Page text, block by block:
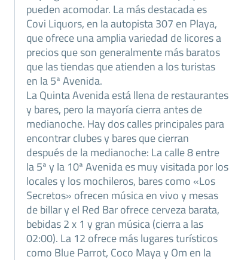
pueden acomodar. La más destacada es
Covi Liquors, en la autopista 307 en Playa,
que ofrece una amplia variedad de licores a
precios que son generalmente más baratos
que las tiendas que atienden a los turistas
en la 5ª Avenida.
La Quinta Avenida está llena de restaurantes
y bares, pero la mayoría cierra antes de
medianoche. Hay dos calles principales para
encontrar clubes y bares que cierran
después de la medianoche: La calle 8 entre
la 5ª y la 10ª Avenida es muy visitada por los
locales y los mochileros, bares como «Los
Secretos» ofrecen música en vivo y mesas
de billar y el Red Bar ofrece cerveza barata,
bebidas 2 x 1 y gran música (cierra a las
02:00). La 12 ofrece más lugares turísticos
como Blue Parrot, Coco Maya y Om en la